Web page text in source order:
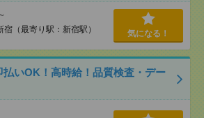
（最寄り駅：新宿駅） 気になる！
払いOK！高時給！品質検査・デー